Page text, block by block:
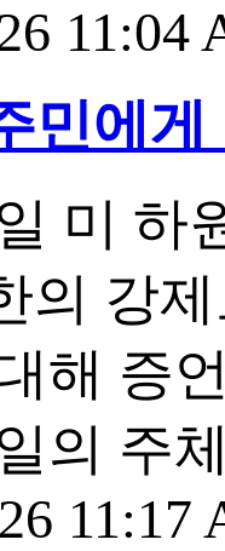
11:04
민에
미 하
의 강
해 증
의 주
11:17